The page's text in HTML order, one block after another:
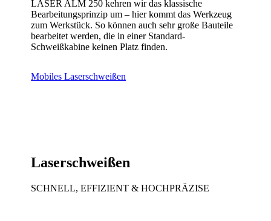
LASER ALM 250 kehren wir das klassische
Bearbeitungsprinzip um – hier kommt das Werkzeug
zum Werkstück. So können auch sehr große Bauteile
bearbeitet werden, die in einer Standard-
Schweißkabine keinen Platz finden.
Mobiles Laserschweißen
Laserschweißen
SCHNELL, EFFIZIENT & HOCHPRÄZISE